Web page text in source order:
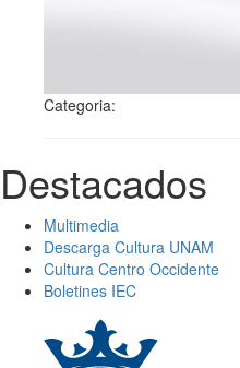
Categoria:
Destacados
Multimedia
Descarga Cultura UNAM
Cultura Centro Occidente
Boletines IEC